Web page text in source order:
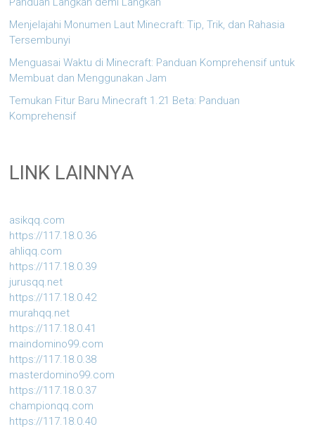
Menjelajahi Monumen Laut Minecraft: Tip, Trik, dan Rahasia
Tersembunyi
Menguasai Waktu di Minecraft: Panduan Komprehensif untuk
Membuat dan Menggunakan Jam
Temukan Fitur Baru Minecraft 1.21 Beta: Panduan
Komprehensif
LINK LAINNYA
asikqq.com
https://117.18.0.36
ahliqq.com
https://117.18.0.39
jurusqq.net
https://117.18.0.42
murahqq.net
https://117.18.0.41
maindomino99.com
https://117.18.0.38
masterdomino99.com
https://117.18.0.37
championqq.com
https://117.18.0.40